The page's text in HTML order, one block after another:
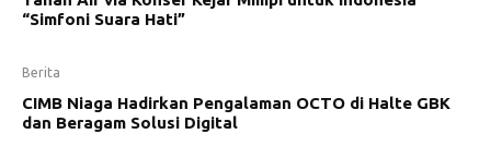
“Simfoni Suara Hati”
Berita
CIMB Niaga Hadirkan Pengalaman OCTO di Halte GBK
dan Beragam Solusi Digital